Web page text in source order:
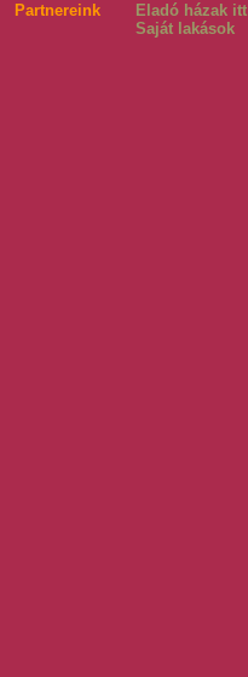
Partnereink Eladó házak itt
Saját lakások